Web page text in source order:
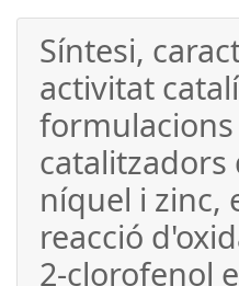
Síntesi,
activitat
catalitzadors
níquel i zinc,
reacció
2-clorofenol